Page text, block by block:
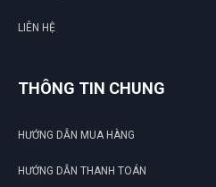
LIÊN HỆ
THÔNG TIN CHUNG
HƯỚNG DẪN MUA HÀNG
HƯỚNG DẪN THANH TOÁN